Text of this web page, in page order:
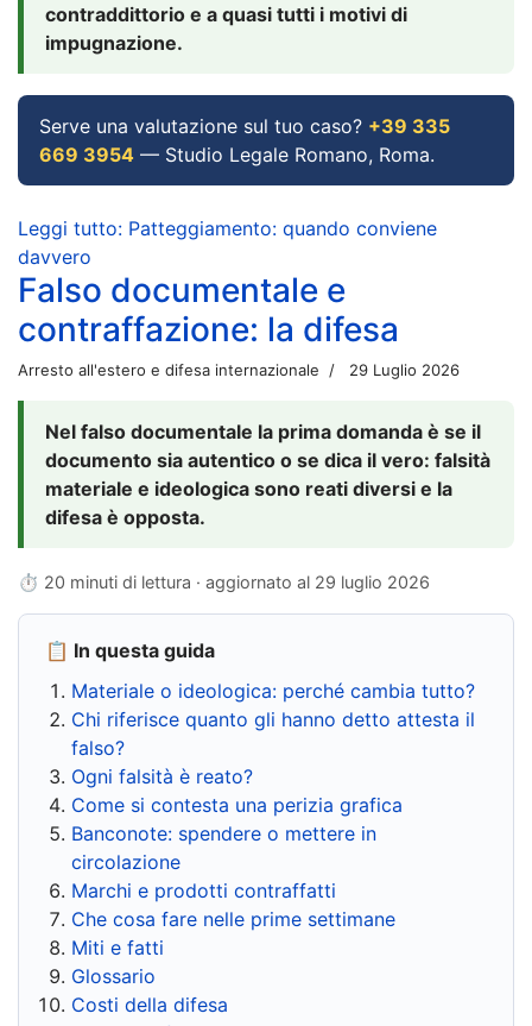
contraddittorio e a quasi tutti i motivi di
impugnazione.
Serve una valutazione sul tuo caso? +39 335
669 3954 — Studio Legale Romano, Roma.
Leggi tutto: Patteggiamento: quando conviene
davvero
Falso documentale e
contraffazione: la difesa
Arresto all'estero e difesa internazionale 29 Luglio 2026
Nel falso documentale la prima domanda è se il
documento sia autentico o se dica il vero: falsità
materiale e ideologica sono reati diversi e la
difesa è opposta.
⏱ 20 minuti di lettura · aggiornato al 29 luglio 2026
📋 In questa guida
Materiale o ideologica: perché cambia tutto?
Chi riferisce quanto gli hanno detto attesta il
falso?
Ogni falsità è reato?
Come si contesta una perizia grafica
Banconote: spendere o mettere in
circolazione
Marchi e prodotti contraffatti
Che cosa fare nelle prime settimane
Miti e fatti
Glossario
Costi della difesa